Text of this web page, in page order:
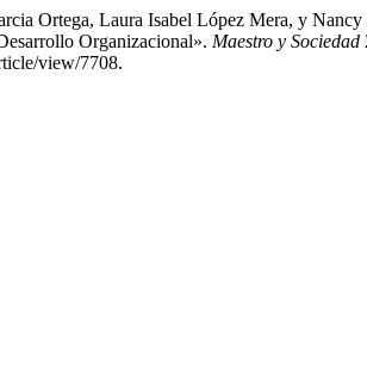
Ortega, Laura Isabel López Mera, y
Organizacional». Maestro y Sociedad
view/7708.